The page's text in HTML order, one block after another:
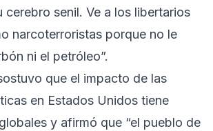
cerebro senil. Ve a los libertarios
narcoterroristas porque no le
ni el petróleo”.
que el impacto de las
en Estados Unidos tiene
y afirmó que “el pueblo de